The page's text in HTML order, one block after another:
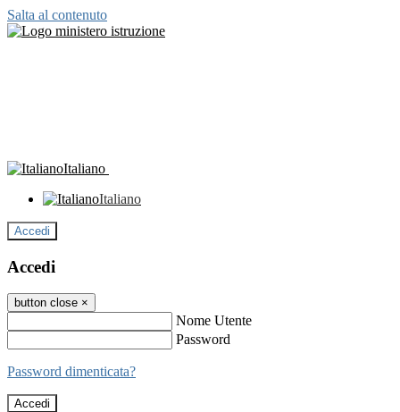
Salta al contenuto
Italiano
Italiano
Accedi
Accedi
button close ×
Nome Utente
Password
Password dimenticata?